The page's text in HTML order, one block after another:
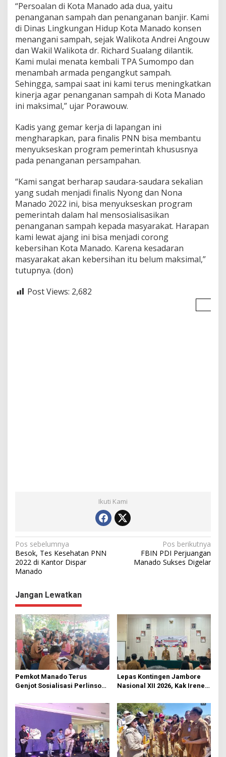
“Persoalan di Kota Manado ada dua, yaitu
penanganan sampah dan penanganan banjir. Kami
di Dinas Lingkungan Hidup Kota Manado konsen
menangani sampah, sejak Walikota Andrei Angouw
dan Wakil Walikota dr. Richard Sualang dilantik.
Kami mulai menata kembali TPA Sumompo dan
menambah armada pengangkut sampah.
Sehingga, sampai saat ini kami terus meningkatkan
kinerja agar penanganan sampah di Kota Manado
ini maksimal,” ujar Porawouw.
Kadis yang gemar kerja di lapangan ini
mengharapkan, para finalis PNN bisa membantu
menyukseskan program pemerintah khususnya
pada penanganan persampahan.
“Kami sangat berharap saudara-saudara sekalian
yang sudah menjadi finalis Nyong dan Nona
Manado 2022 ini, bisa menyukseskan program
pemerintah dalam hal mensosialisasikan
penanganan sampah kepada masyarakat. Harapan
kami lewat ajang ini bisa menjadi corong
kebersihan Kota Manado. Karena kesadaran
masyarakat akan kebersihan itu belum maksimal,”
tutupnya. (don)
Post Views: 2,682
Ikuti Kami
N
a
v
i
g
a
s
i
p
o
s
Pos sebelumnya
Besok, Tes Kesehatan PNN
2022 di Kantor Dispar
Manado
Pos berikutnya
FBIN PDI Perjuangan
Manado Sukses Digelar
Jangan Lewatkan
Pemkot Manado Terus
Genjot Sosialisasi Perlinsos
Lepas Kontingen Jambore
Nasional XII 2026, Kak Irene:
Kesehatan